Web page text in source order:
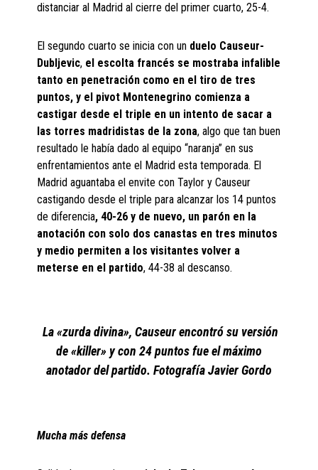
distanciar al Madrid al cierre del primer cuarto, 25-4.
El segundo cuarto se inicia con un duelo Causeur-
Dubljevic, el escolta francés se mostraba infalible
tanto en penetración como en el tiro de tres
puntos, y el pivot Montenegrino comienza a
castigar desde el triple en un intento de sacar a
las torres madridistas de la zona, algo que tan buen
resultado le había dado al equipo “naranja” en sus
enfrentamientos ante el Madrid esta temporada. El
Madrid aguantaba el envite con Taylor y Causeur
castigando desde el triple para alcanzar los 14 puntos
de diferencia, 40-26 y de nuevo, un parón en la
anotación con solo dos canastas en tres minutos
y medio permiten a los visitantes volver a
meterse en el partido, 44-38 al descanso.
La «zurda divina», Causeur encontró su versión
de «killer» y con 24 puntos fue el máximo
anotador del partido. Fotografía Javier Gordo
Mucha más defensa